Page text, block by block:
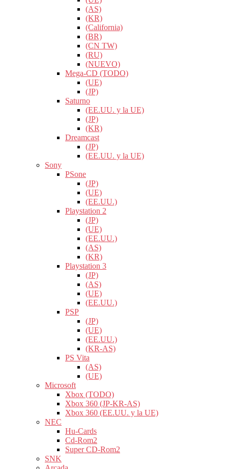
(AS)
(KR)
(California)
(BR)
(CN TW)
(RU)
(NUEVO)
Mega-CD (TODO)
(UE)
(JP)
Saturno
(EE.UU. y la UE)
(JP)
(KR)
Dreamcast
(JP)
(EE.UU. y la UE)
Sony
PSone
(JP)
(UE)
(EE.UU.)
Playstation 2
(JP)
(UE)
(EE.UU.)
(AS)
(KR)
Playstation 3
(JP)
(AS)
(UE)
(EE.UU.)
PSP
(JP)
(UE)
(EE.UU.)
(KR-AS)
PS Vita
(AS)
(UE)
Microsoft
Xbox (TODO)
Xbox 360 (JP-KR-AS)
Xbox 360 (EE.UU. y la UE)
NEC
Hu-Cards
Cd-Rom2
Super CD-Rom2
SNK